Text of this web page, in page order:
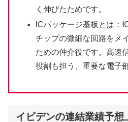
く伸びたためです。
ICパッケージ基板とは：
チップの微細な回路をメ
ための仲介役です。高速
役割も担う、重要な電子
イビデンの連結業績予想